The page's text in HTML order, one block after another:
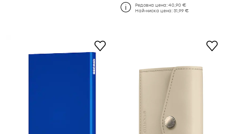
Редовна цена:40,90 €
Най-ниска цена:31,99 €